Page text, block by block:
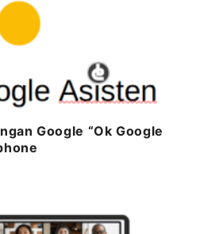
Google “Ok Google